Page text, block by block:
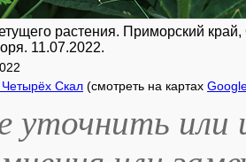
растения. Приморский
11.07.2022.
Скал (смотреть на картах
или